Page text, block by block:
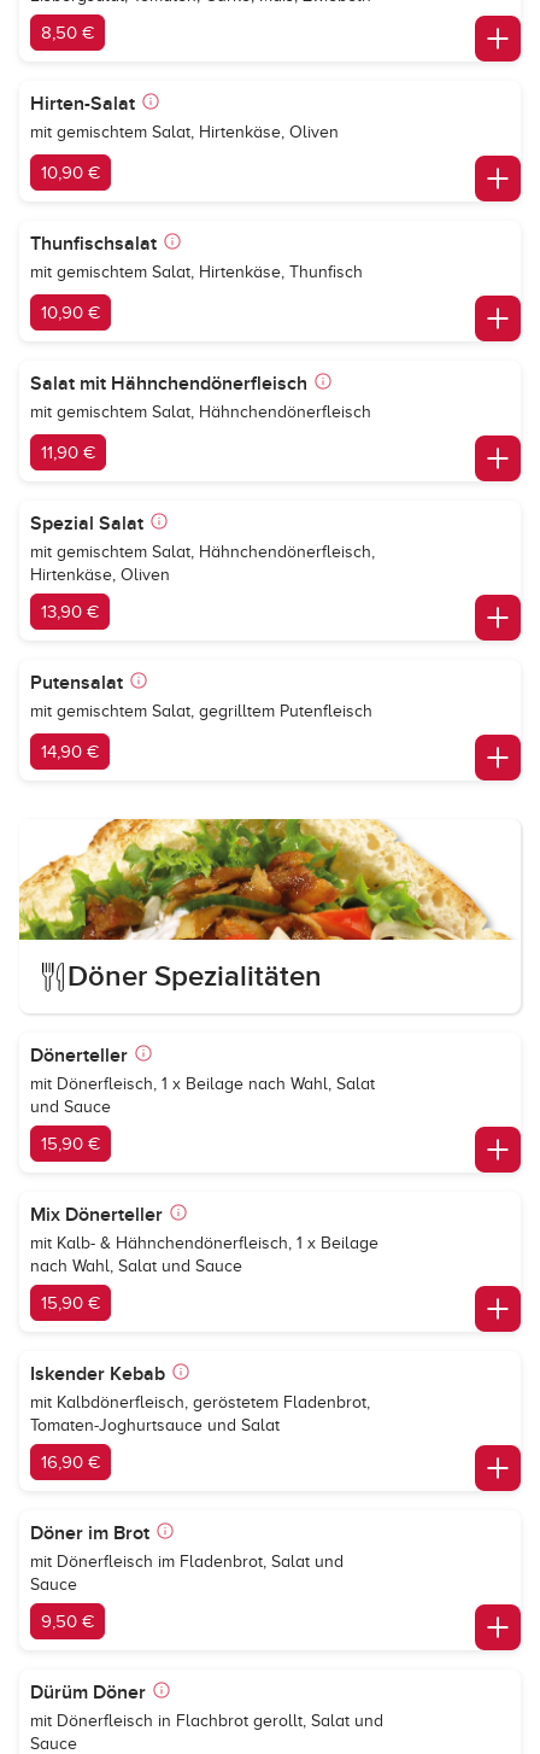
8,50 €
Hirten-Salat
mit gemischtem Salat, Hirtenkäse, Oliven
10,90 €
Thunfischsalat
mit gemischtem Salat, Hirtenkäse, Thunfisch
10,90 €
Salat mit Hähnchendönerfleisch
mit gemischtem Salat, Hähnchendönerfleisch
11,90 €
Spezial Salat
mit gemischtem Salat, Hähnchendönerfleisch,
Hirtenkäse, Oliven
13,90 €
Putensalat
mit gemischtem Salat, gegrilltem Putenfleisch
14,90 €
Döner Spezialitäten
Dönerteller
mit Dönerfleisch, 1 x Beilage nach Wahl, Salat
und Sauce
15,90 €
Mix Dönerteller
mit Kalb- & Hähnchendönerfleisch, 1 x Beilage
nach Wahl, Salat und Sauce
15,90 €
Iskender Kebab
mit Kalbdönerfleisch, geröstetem Fladenbrot,
Tomaten-Joghurtsauce und Salat
16,90 €
Döner im Brot
mit Dönerfleisch im Fladenbrot, Salat und
Sauce
9,50 €
Dürüm Döner
mit Dönerfleisch in Flachbrot gerollt, Salat und
Sauce